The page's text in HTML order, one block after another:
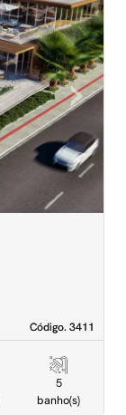
›Next
Código. 3411
Código. 3411
5
banho(s)